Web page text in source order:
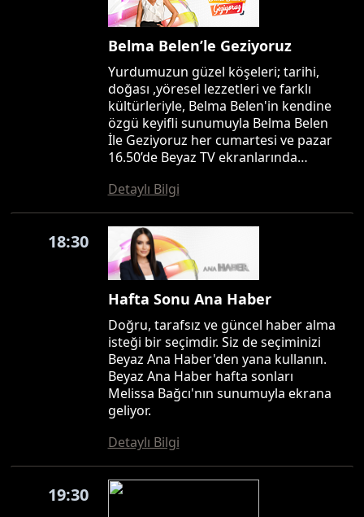
Belma Belen’le Geziyoruz
Yurdumuzun güzel köşeleri; tarihi,
doğası ,yöresel lezzetleri ve farklı
kültürleriyle, Belma Belen'in kendine
özgü keyifli sunumuyla Belma Belen
İle Geziyoruz her cumartesi ve pazar
16.50’de Beyaz TV ekranlarında…
Detaylı Bilgi
18:30
Hafta Sonu Ana Haber
Doğru, tarafsız ve güncel haber alma
isteği bir seçimdir. Siz de seçiminizi
Beyaz Ana Haber'den yana kullanın.
Beyaz Ana Haber hafta sonları
Melissa Bağcı'nın sunumuyla ekrana
geliyor.
Detaylı Bilgi
19:30